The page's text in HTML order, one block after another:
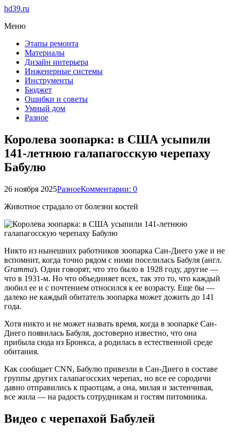
hd39.ru
Меню
Этапы ремонта
Материалы
Дизайн интерьера
Инженерные системы
Инструменты
Бюджет
Ошибки и советы
Умный дом
Разное
Королева зоопарка: в США усыпили
141-летнюю галапагосскую черепаху
Бабулю
26 ноября 2025РазноеКомментарии: 0
Животное страдало от болезни костей
Никто из нынешних работников зоопарка Сан-Диего уже и не
вспомнит, когда точно рядом с ними поселилась Бабуля (англ.
Gramma). Одни говорят, что это было в 1928 году, другие —
что в 1931-м. Но что объединяет всех, так это то, что каждый
любил ее и с почтением относился к ее возрасту. Еще бы —
далеко не каждый обитатель зоопарка может дожить до 141
года.
Хотя никто и не может назвать время, когда в зоопарке Сан-
Диего появилась Бабуля, достоверно известно, что она
прибыла сюда из Бронкса, а родилась в естественной среде
обитания.
Как сообщает CNN, Бабулю привезли в Сан-Диего в составе
группы других галапагосских черепах, но все ее сородичи
давно отправились к праотцам, а она, милая и застенчивая,
все жила — на радость сотрудникам и гостям питомника.
Видео с черепахой Бабулей